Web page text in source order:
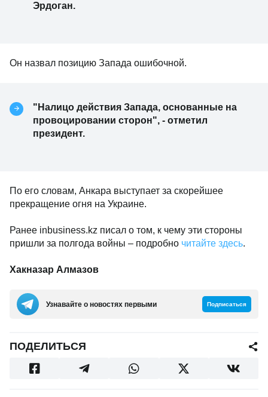
Эрдоган.
Он назвал позицию Запада ошибочной.
"Налицо действия Запада, основанные на
провоцировании сторон", - отметил
президент.
По его словам, Анкара выступает за скорейшее
прекращение огня на Украине.
Ранее inbusiness.kz писал о том, к чему эти стороны
пришли за полгода войны – подробно читайте здесь.
Хакназар Алмазов
Узнавайте о новостях первыми Подписаться
ПОДЕЛИТЬСЯ